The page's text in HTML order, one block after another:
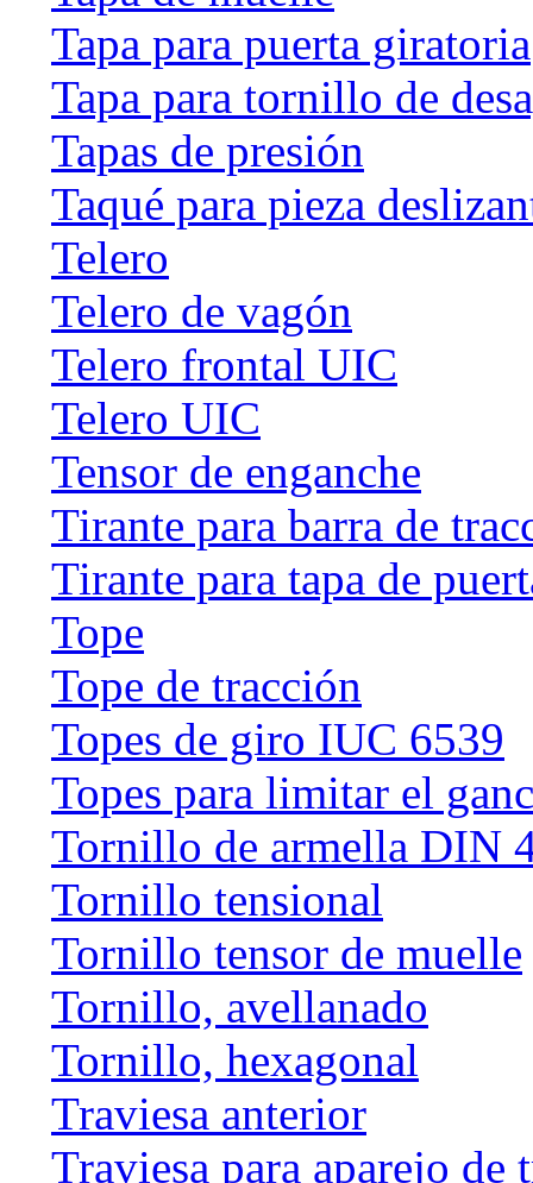
Tapa para puerta giratoria
Tapa para tornillo de
Tapas de presión
Taqué para pieza
Telero
Telero de vagón
Telero frontal UIC
Telero UIC
Tensor de enganche
Tirante para barra de
Tirante para tapa de
Tope
Tope de tracción
Topes de giro IUC 6539
Topes para limitar el
Tornillo de armella DIN
Tornillo tensional
Tornillo tensor de muelle
Tornillo, avellanado
Tornillo, hexagonal
Traviesa anterior
Traviesa para aparejo